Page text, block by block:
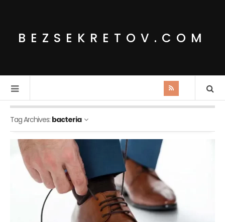
BEZSEKRETOV.COM
Tag Archives: bacteria